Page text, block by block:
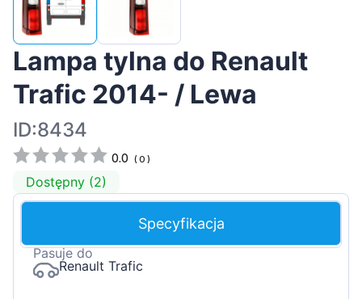
Lampa tylna do Renault
Trafic 2014- / Lewa
ID:8434
0.0 (0 )
Dostępny (2)
Specyfikacja
Pasuje do
Renault Trafic